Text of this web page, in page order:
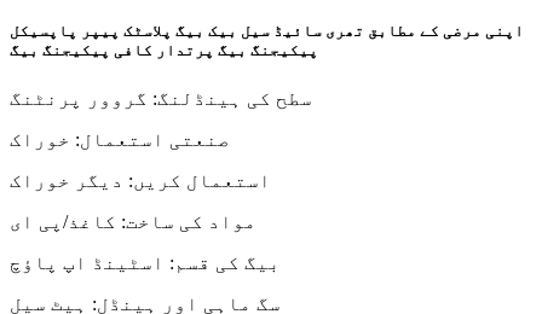
اپنی مرضی کے مطابق تھری سائیڈ سیل بیک بیگ پلاسٹک پیپر پاپسیکل
پیکیجنگ بیگ پرتدار کافی پیکیجنگ بیگ
سطح کی ہینڈلنگ: گروور پرنٹنگ
صنعتی استعمال: خوراک
استعمال کریں: دیگر خوراک
مواد کی ساخت: کاغذ/پی ای
بیگ کی قسم: اسٹینڈ اپ پاؤچ
سگ ماہی اور ہینڈل: ہیٹ سیل